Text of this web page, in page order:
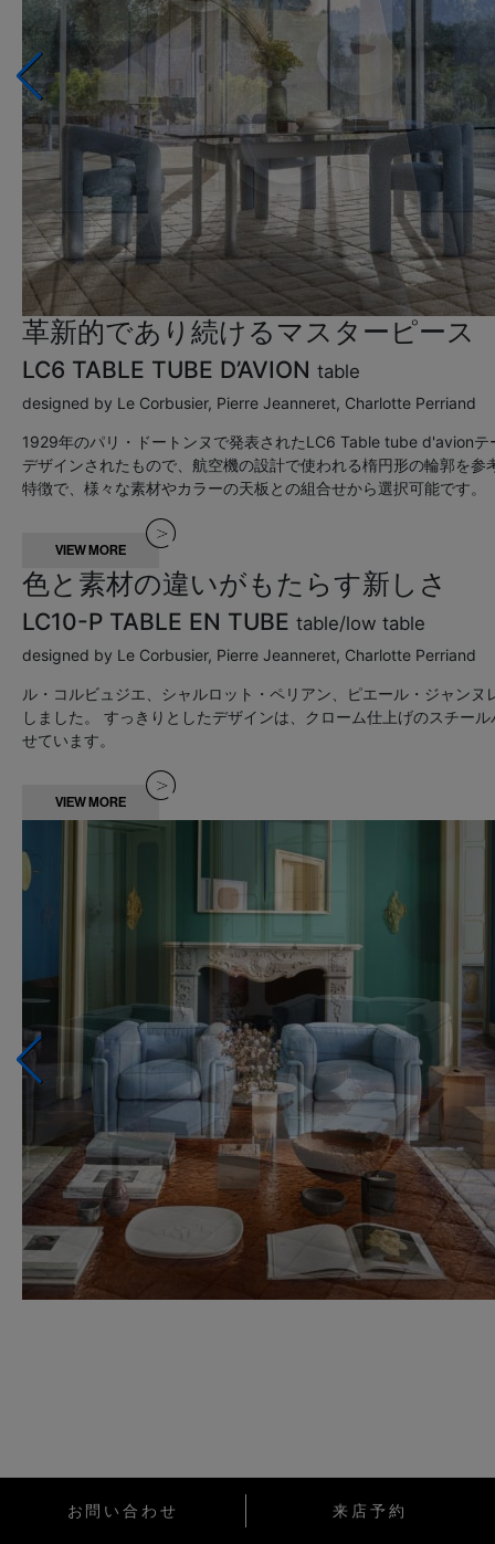
お問い合わせ 来店予約
革新的であり続けるマスターピース
LC6 TABLE TUBE D’AVION table
designed by Le Corbusier, Pierre Jeanneret, Charlotte Perriand
1929年のパリ・ドートンヌで発表されたLC6 Table tube d'avion
デザインされたもので、航空機の設計で使われる楕円形の輪郭を
特徴で、様々な素材やカラーの天板との組合せから選択可能です。
VIEW MORE
色と素材の違いがもたらす新しさ
LC10-P TABLE EN TUBE table/low table
designed by Le Corbusier, Pierre Jeanneret, Charlotte Perriand
ル・コルビュジエ、シャルロット・ペリアン、ピエール・ジャン
しました。
すっきりとしたデザインは、クローム仕上げのスチー
せています。
VIEW MORE